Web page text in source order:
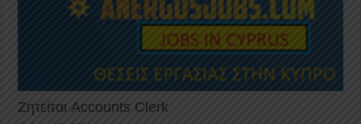
Ζητείται Accounts Clerk